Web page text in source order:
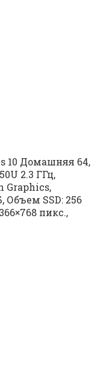
10 Домашняя 64,
2.3 ГГц,
Graphics,
Объем SSD: 256
пикс.,